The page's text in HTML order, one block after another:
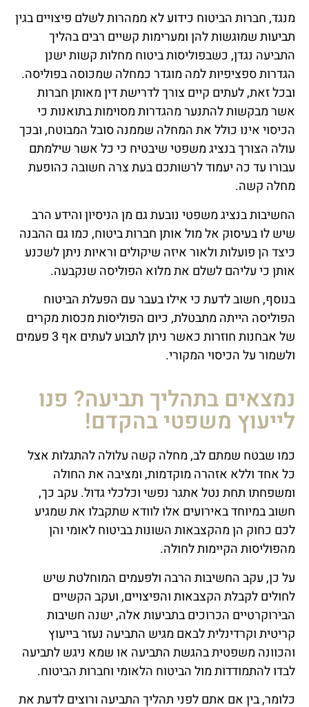
מנגד, חברות הביטוח כידוע לא ממהרות לשלם פיצויים בגין
תביעות שמוגשות להן ומערימות קשיים רבים בהליך
התביעה נגדן, כשבפוליסות ביטוח מחלות קשות ישנן
הגדרות ספציפיות למה מוגדר כמחלה שמכוסה בפוליסה.
ובכל זאת, לעתים קיים צורך לדרישת דין מאותן חברות
אשר מבקשות להתנער מהגדרות מסוימות בתואנות כי
הכיסוי אינו כולל את המחלה שממנה סובל המבוטח, ובכך
עולה הצורך בנציג משפטי שיבטיח כי כל אשר שילמתם
עבורו עד כה יעמוד לרשותכם בעת צרה חשובה כהופעת
מחלה קשה.
החשיבות בנציג משפטי נובעת גם מן הניסיון והידע הרב
שיש לו בעיסוק אל מול אותן חברות ביטוח, כמו גם ההבנה
כיצד הן פועלות ולאור איזה שיקולים וראיות ניתן לשכנע
אותן כי עליהם לשלם את מלוא הפוליסה שנקבעה.
בנוסף, חשוב לדעת כי אילו בעבר עם הפעלת הביטוח
הפוליסה הייתה מתבטלת, כיום הפוליסות מכסות מקרים
של אבחנות חוזרות כאשר ניתן לתבוע לעתים אף 3 פעמים
ולשמור על הכיסוי המקורי.
נמצאים בתהליך תביעה? פנו
לייעוץ משפטי בהקדם!
כמו שבטח שמתם לב, מחלה קשה עלולה להתגלות אצל
כל אחד וללא אזהרה מוקדמות, ומציבה את החולה
ומשפחתו תחת נטל אתגר נפשי וכלכלי גדול. עקב כך,
חשוב במיוחד באירועים אלו לוודא שתקבלו את שמגיע
לכם כחוק הן מהקצבאות השונות בביטוח לאומי והן
מהפוליסות הקיימות לחולה.
על כן, עקב החשיבות הרבה ולפעמים המוחלטת שיש
לחולים לקבלת הקצבאות והפיצויים, ועקב הקשיים
הבירוקרטיים הכרוכים בתביעות אלה, ישנה חשיבות
קריטית וקרדינלית לבאם מגיש התביעה נעזר בייעוץ
והכוונה משפטית בהגשת התביעה או שמא ניגש לתביעה
לבדו להתמודדות מול הביטוח הלאומי וחברות הביטוח.
כלומר, בין אם אתם לפני תהליך התביעה ורוצים לדעת את